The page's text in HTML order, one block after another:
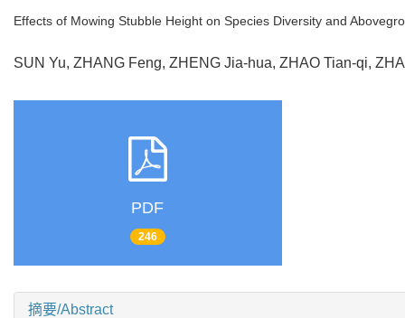
Effects of Mowing Stubble Height on Species Diversity and
SUN Yu, ZHANG Feng, ZHENG Jia-hua, ZHAO Tian-qi,
PDF
246
摘要/Abstract